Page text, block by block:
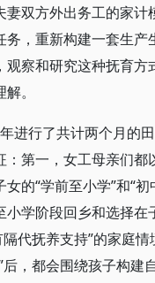
双方外出务工的家
务，重新构建一套生
察和研究这种抚育
。
进行了共计两个月的
第一，女工母亲们
的“学前至小学”和“
学阶段回乡和选择
隔代抚养支持”的家庭
，都会围绕孩子构建